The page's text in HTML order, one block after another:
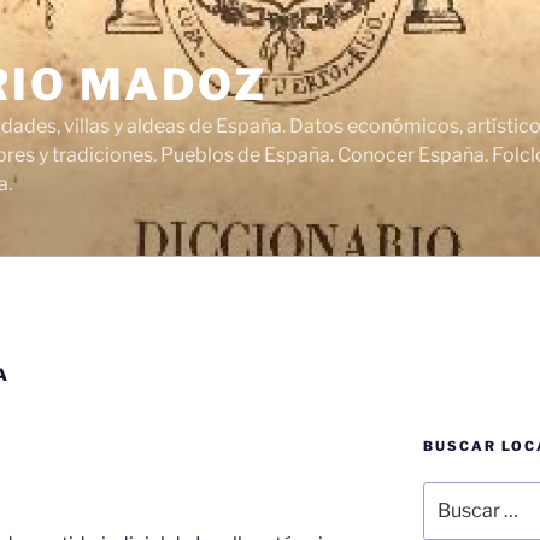
MADOZ
villas y aldeas de España. Datos económicos,
y tradiciones. Pueblos de España. Conocer España.
BUSCAR
por: